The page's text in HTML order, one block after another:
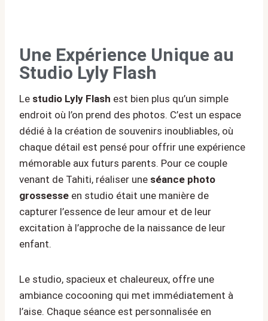
Une Expérience Unique au
Studio Lyly Flash
Le studio Lyly Flash est bien plus qu’un simple
endroit où l’on prend des photos. C’est un espace
dédié à la création de souvenirs inoubliables, où
chaque détail est pensé pour offrir une expérience
mémorable aux futurs parents. Pour ce couple
venant de Tahiti, réaliser une séance photo
grossesse en studio était une manière de
capturer l’essence de leur amour et de leur
excitation à l’approche de la naissance de leur
enfant.
Le studio, spacieux et chaleureux, offre une
ambiance cocooning qui met immédiatement à
l’aise. Chaque séance est personnalisée en